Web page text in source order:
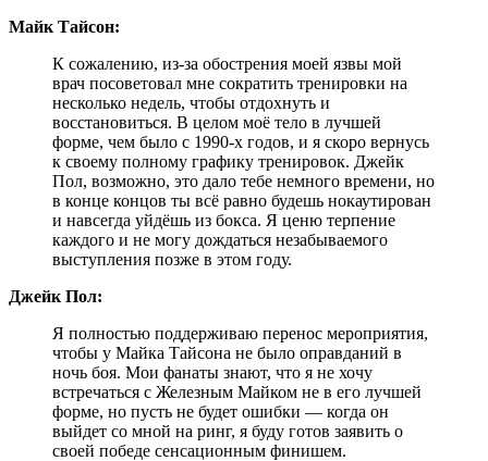
Майк Тайсон:
К сожалению, из-за обострения моей язвы мой
врач посоветовал мне сократить тренировки на
несколько недель, чтобы отдохнуть и
восстановиться. В целом моё тело в лучшей
форме, чем было с 1990-х годов, и я скоро вернусь
к своему полному графику тренировок. Джейк
Пол, возможно, это дало тебе немного времени, но
в конце концов ты всё равно будешь нокаутирован
и навсегда уйдёшь из бокса. Я ценю терпение
каждого и не могу дождаться незабываемого
выступления позже в этом году.
Джейк Пол:
Я полностью поддерживаю перенос мероприятия,
чтобы у Майка Тайсона не было оправданий в
ночь боя. Мои фанаты знают, что я не хочу
встречаться с Железным Майком не в его лучшей
форме, но пусть не будет ошибки — когда он
выйдет со мной на ринг, я буду готов заявить о
своей победе сенсационным финишем.